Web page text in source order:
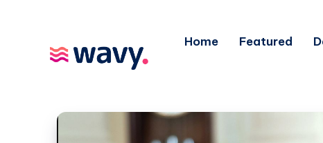
Home Featured